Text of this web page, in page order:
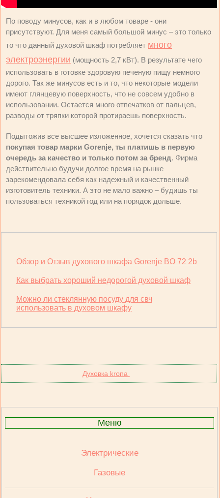
По поводу минусов, как и в любом товаре - они
присутствуют. Для меня самый большой минус – это только
то что данный духовой шкаф потребляет много
электроэнергии (мощность 2,7 кВт). В результате чего
использовать в готовке здоровую печеную пищу немного
дорого. Так же минусов есть и то, что некоторые модели
имеют глянцевую поверхность, что не совсем удобно в
использовании. Остается много отпечатков от пальцев,
разводы от тряпки которой протираешь поверхность.
Подытожив все высшее изложенное, хочется сказать что
покупая товар марки Gorenje, ты платишь в первую
очередь за качество и только потом за бренд. Фирма
действительно будучи долгое время на рынке
зарекомендовала себя как надежный и качественный
изготовитель техники. А это не мало важно – будишь ты
пользоваться техникой год или на порядок дольше.
Обзор и Отзыв духового шкафа Gorenje BO 72 2b
Как выбрать хороший недорогой духовой шкаф
Можно ли стеклянную посуду для свч
использовать в духовом шкафу
Духовка krona
Меню
Электрические
Газовые